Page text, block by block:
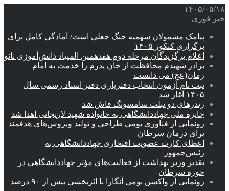
۱۴۰۵/۰۵/۱۸
خبر فوری
پیامک مشمولان سهمیه جنگ جعلی است/ آمادگی کامل برای
برگزاری کنکور ۱۴۰۵
اعلام برگزیدگان مرحله دوم هفدهمین المپیاد دانش‌آموزی نانو
برادر شهیدم محافظت از جان پدرم را خدمت به امام
زمان(عج) می دانست
ثبت نام آزمون انتخاب دفتریاری دفتر اسناد رسمی سال
۱۴۰۵ آغاز شد
رندرهای دو تبلت سامسونگ فاش شد
جایزه ملی جهاددانشگاهی به خانواده شهید لاریجانی اهدا شد
رونمایی از فناوری بومی طراحی و تولید ویروس‌های هدفمند
برای درمان سرطان
اعطای کارت عضویت افتخاری جهاددانشگاهی به
رئیس‌جمهور
تقدیر وزیر بهداشت از فعالیت‌های مؤثر جهاددانشگاهی در
حوزه سرطان
رونمایی از واکسن بومی آنگارا با اثربخشی بیش از ۹۰ درصد